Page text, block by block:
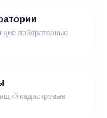
лабораторные
кадастровые